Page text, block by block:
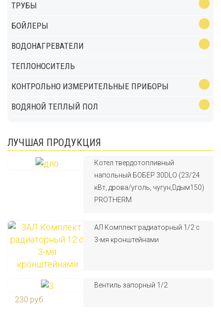
ТРУБЫ
БОЙЛЕРЫ
ВОДОНАГРЕВАТЕЛИ
ТЕПЛОНОСИТЕЛЬ
КОНТРОЛЬНО ИЗМЕРИТЕЛЬНЫЕ ПРИБОРЫ
ВОДЯНОЙ ТЕПЛЫЙ ПОЛ
ЛУЧШАЯ ПРОДУКЦИЯ
Котел твердотопливный
напольный БОБЕР 30DLO (23/24
кВт, дрова/уголь, чугун,Dдым150)
PROTHERM
АЛ Комплект радиаторный 1/2 с
3-мя кронштейнами
Вентиль запорный 1/2
230 руб